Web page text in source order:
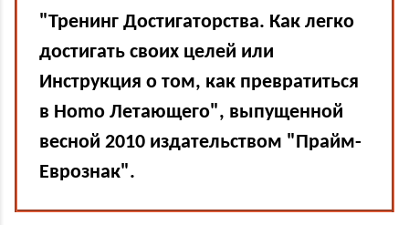
"Тренинг Достигаторства. Как легко
достигать своих целей или
Инструкция о том, как превратиться
в Homo Летающего", выпущенной
весной 2010 издательством "Прайм-
Еврознак".